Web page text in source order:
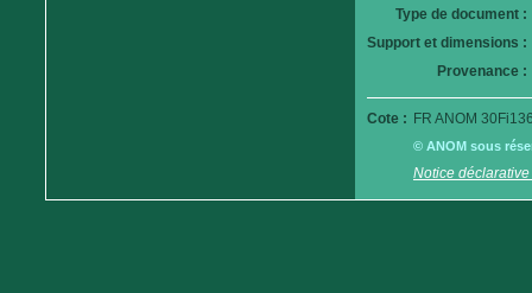
Type de document :
Support et dimensions :
Provenance :
Cote : FR ANOM
© ANOM sous
Notice